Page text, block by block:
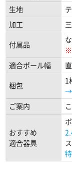
生地
加工
付属品
※
適合ポール幅
梱包
1
→
ご案内
おすすめ
適合器具